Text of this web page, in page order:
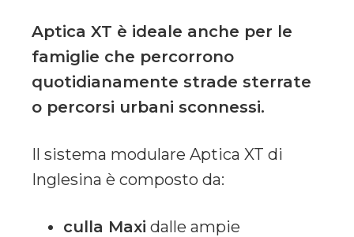
Aptica XT è ideale anche per le
famiglie che percorrono
quotidianamente strade sterrate
o percorsi urbani sconnessi.
Il sistema modulare Aptica XT di
Inglesina è composto da:
culla Maxi dalle ampie